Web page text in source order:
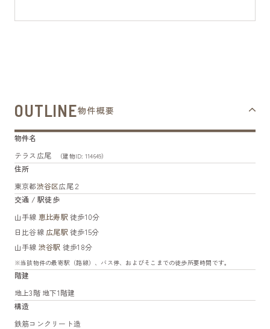
OUTLINE物件概要
物件名
テラス広尾
（建物ID: 114649）
住所
東京都渋谷区広尾２
交通 / 駅徒歩
山手線 恵比寿駅 徒歩10分
日比谷線 広尾駅 徒歩15分
山手線 渋谷駅 徒歩18分
※当該物件の最寄駅（路線）、バス停、およびそこまでの徒歩所要時間です。
階建
地上3階 地下1階建
構造
鉄筋コンクリート造